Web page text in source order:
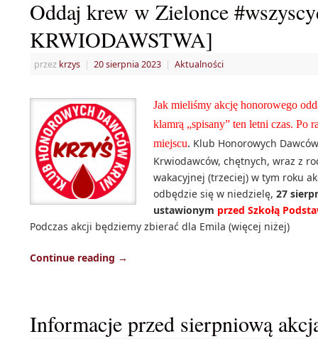
Oddaj krew w Zielonce
KRWIODAWSTWA]
przez krzys | 20 sierpnia 2023 | Aktualności
Jak mieliśmy akcję honorowego
klamrą „spisany” ten letni czas.
miejscu. Klub Honorowych
Krwiodawców, chętnych, wraz z
wakacyjnej (trzeciej) w tym roku
odbędzie się w niedzielę, 27
ustawionym przed Szkołą
Podczas akcji będziemy zbierać dla Emila (więcej niżej)
Continue reading →
Informacje przed sierpniową